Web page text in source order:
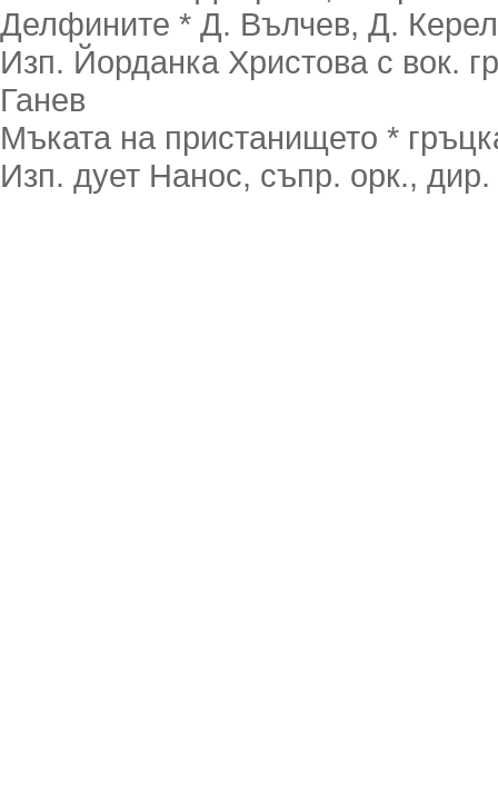
Делфините * Д. Вълчев, Д.
Изп. Йорданка Христова с вок.
Ганев
Мъката на пристанището *
Изп. дует Нанос, съпр. орк., дир.